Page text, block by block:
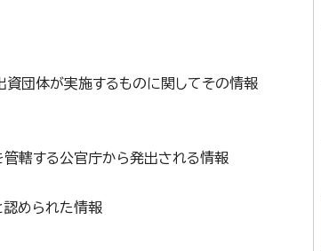
資団体が実施するものに関してその情報
管轄する公官庁から発出される情報
認められた情報